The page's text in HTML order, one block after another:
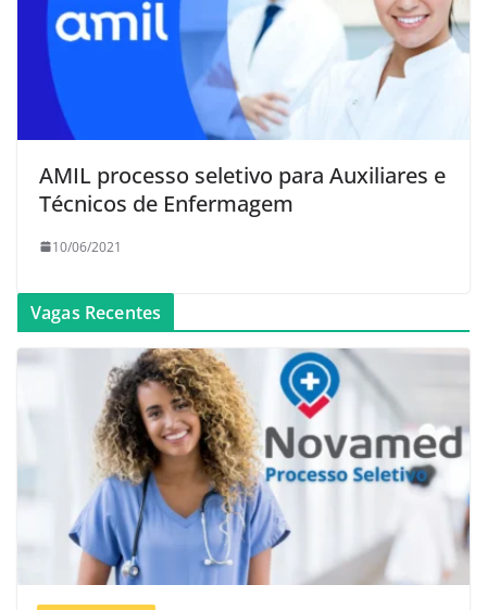
AMIL processo seletivo para Auxiliares e
Técnicos de Enfermagem
10/06/2021
Vagas Recentes